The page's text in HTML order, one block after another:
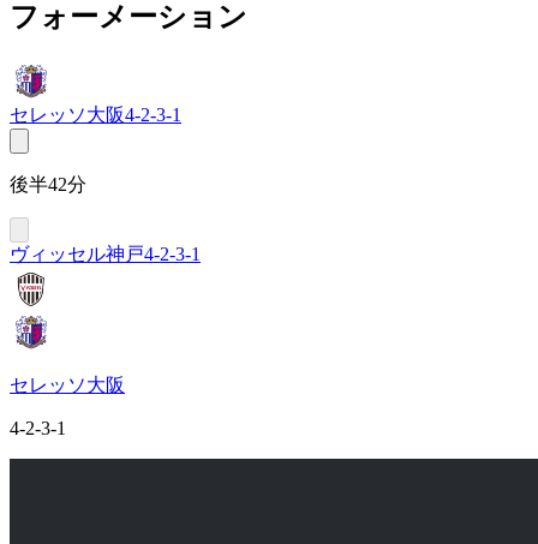
フォーメーション
セレッソ大阪4-2-3-1
後半42分
ヴィッセル神戸4-2-3-1
セレッソ大阪
4-2-3-1